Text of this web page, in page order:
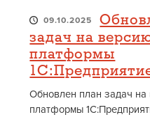
09.10.2025
задач на
платформы
Обновлен план задач
платформы